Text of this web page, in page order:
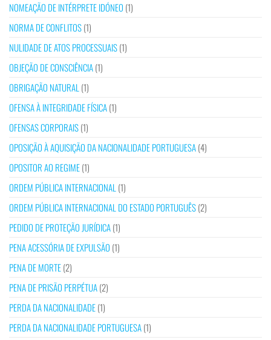
NOMEAÇÃO DE INTÉRPRETE IDÓNEO (1)
NORMA DE CONFLITOS(1)
NULIDADE DE ATOS PROCESSUAIS(1)
OBJEÇÃO DE CONSCIÊNCIA(1)
OBRIGAÇÃO NATURAL (1)
OFENSA À INTEGRIDADE FÍSICA(1)
OFENSAS CORPORAIS(1)
OPOSIÇÃO À AQUISIÇÃO DA NACIONALIDADE PORTUGUESA(4)
OPOSITOR AO REGIME(1)
ORDEM PÚBLICA INTERNACIONAL (1)
ORDEM PÚBLICA INTERNACIONAL DO ESTADO PORTUGUÊS(2)
PEDIDO DE PROTEÇÃO JURÍDICA(1)
PENA ACESSÓRIA DE EXPULSÃO (1)
PENA DE MORTE(2)
PENA DE PRISÃO PERPÉTUA(2)
PERDA DA NACIONALIDADE(1)
PERDA DA NACIONALIDADE PORTUGUESA(1)